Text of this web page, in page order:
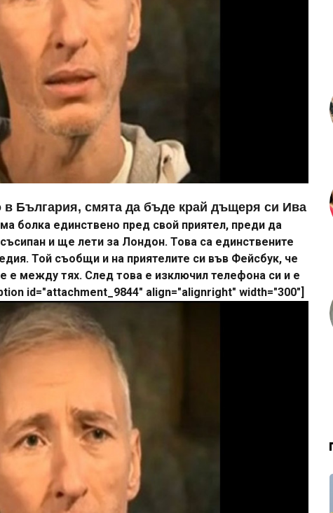
България, смята да бъде край дъщеря си Ива
болка единствено пред свой приятел, преди да
и ще лети за Лондон. Това са единствените
Той съобщи и на приятелите си във Фейсбук, че
между тях. След това е изключил телефона си и е
id="attachment_9844" align="alignright" width="300"]